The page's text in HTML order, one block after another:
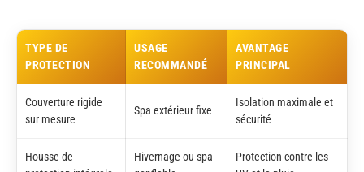
TYPE DE
PROTECTION
USAGE
RECOMMANDÉ
AVANTAGE
PRINCIPAL
Couverture rigide
sur mesure
Spa extérieur fixe
Isolation maximale et
sécurité
Housse de
Hivernage ou spa
Protection contre les